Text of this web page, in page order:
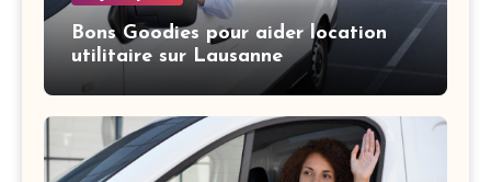
Bons Goodies pour aider location
utilitaire sur Lausanne